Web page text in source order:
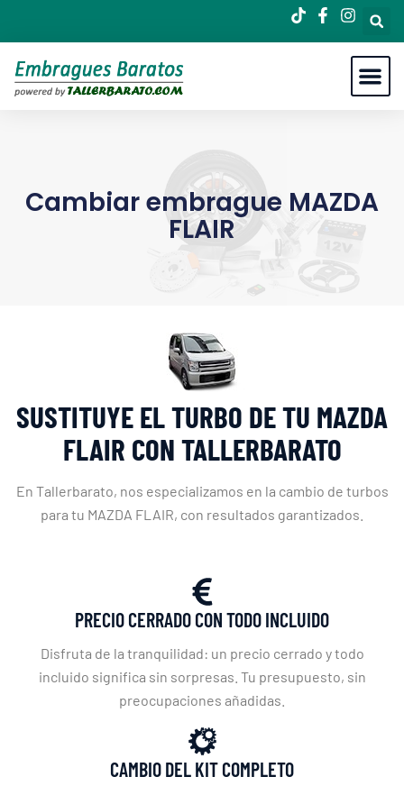
Cambiar embrague MAZDA
FLAIR
SUSTITUYE EL TURBO DE TU MAZDA
FLAIR CON TALLERBARATO
En Tallerbarato, nos especializamos en la cambio de turbos
para tu MAZDA FLAIR, con resultados garantizados.
PRECIO CERRADO CON TODO INCLUIDO
Disfruta de la tranquilidad: un precio cerrado y todo
incluido significa sin sorpresas. Tu presupuesto, sin
preocupaciones añadidas.
CAMBIO DEL KIT COMPLETO